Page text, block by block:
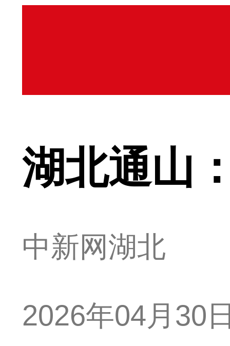
湖北通山
中新网湖北
2026年04月30